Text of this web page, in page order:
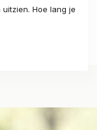
Hoe lang je